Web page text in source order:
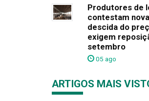
Produtores de
contestam nova
descida do
exigem
setembro
05 ago
ARTIGOS MAIS